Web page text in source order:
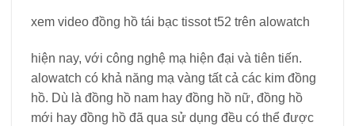
xem video đồng hồ tái bạc tissot t52 trên alowatch
hiện nay, với công nghệ mạ hiện đại và tiên tiến.
alowatch có khả năng mạ vàng tất cả các kim đồng
hồ. Dù là đồng hồ nam hay đồng hồ nữ, đồng hồ
mới hay đồng hồ đã qua sử dụng đều có thể được